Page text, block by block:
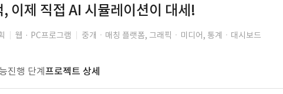
고객센터
, 이제 직접 AI 시뮬레이션이 대세!
웹 · PC프로그램 중개ㆍ매칭 플랫폼, 그래픽ㆍ미디어, 통계ㆍ대시보드
진행 단계 프로젝트 상세